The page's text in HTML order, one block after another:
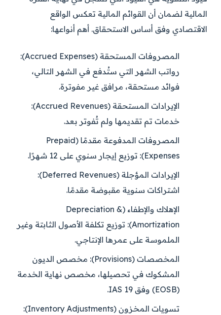
المالية لضمان أن القوائم المالية تعكس الواقع
الاقتصادي وفق أساس الاستحقاق. أهم أنواعها:
المصروفات المستحقة (Accrued Expenses):
رواتب الشهر التي ستُدفع في الشهر التالي،
فوائد مستحقة، مرافق غير مفوترة.
الإيرادات المستحقة (Accrued Revenues):
خدمات تم تقديمها ولم تُفوتر بعد.
المصروفات المدفوعة مقدمًا (Prepaid
Expenses):
توزيع إيجار سنوي على 12 شهرًا.
الإيرادات المؤجلة (Deferred Revenues):
اشتراكات سنوية مقبوضة مقدمًا.
الإهلاك والإطفاء (Depreciation &
Amortization):
توزيع تكلفة الأصول الثابتة وغير
الملموسة على عمرها الإنتاجي.
المخصصات (Provisions):
مخصص الديون
المشكوك في تحصيلها، مخصص نهاية الخدمة
(EOSB) وفق IAS 19.
تسويات المخزون (Inventory Adjustments):